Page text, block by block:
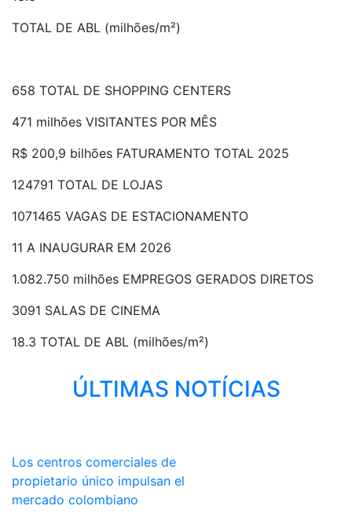
TOTAL DE ABL (milhões/m²)
658 TOTAL DE SHOPPING CENTERS
471 milhões VISITANTES POR MÊS
R$ 200,9 bilhões FATURAMENTO TOTAL 2025
124791 TOTAL DE LOJAS
1071465 VAGAS DE ESTACIONAMENTO
11 A INAUGURAR EM 2026
1.082.750 milhões EMPREGOS GERADOS DIRETOS
3091 SALAS DE CINEMA
18.3 TOTAL DE ABL (milhões/m²)
ÚLTIMAS NOTÍCIAS
Los centros comerciales de
propietario único impulsan el
mercado colombiano